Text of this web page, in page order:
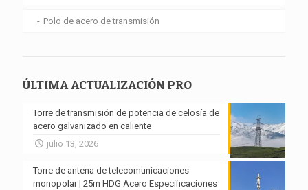
Polo de acero de transmisión
ÚLTIMA ACTUALIZACIÓN PRO
Torre de transmisión de potencia de celosía de
acero galvanizado en caliente
julio 13, 2026
Torre de antena de telecomunicaciones
monopolar | 25m HDG Acero Especificaciones